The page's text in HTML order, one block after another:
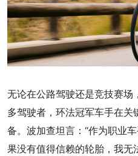
无论在公路驾驶还是竞技赛场
多驾驶者，环法冠军车手在关
备。波加查坦言：“作为职业
果没有值得信赖的轮胎，我无